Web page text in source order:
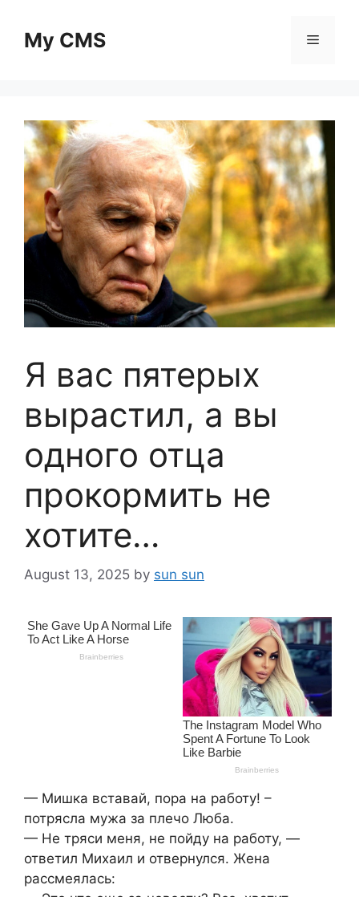
contentMy CMS Menu
Я вас пятерых
вырастил, а вы
одного отца
прокормить не
хотите…
August 13, 2025 by sun sun
— Мишка вставай, пора на работу! –
потрясла мужа за плечо Люба.
— Не тряси меня, не пойду на работу, —
ответил Михаил и отвернулся. Жена
рассмеялась: